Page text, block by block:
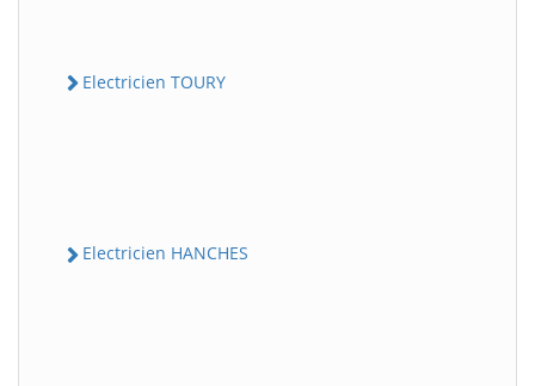
Electricien TOURY
Electricien HANCHES